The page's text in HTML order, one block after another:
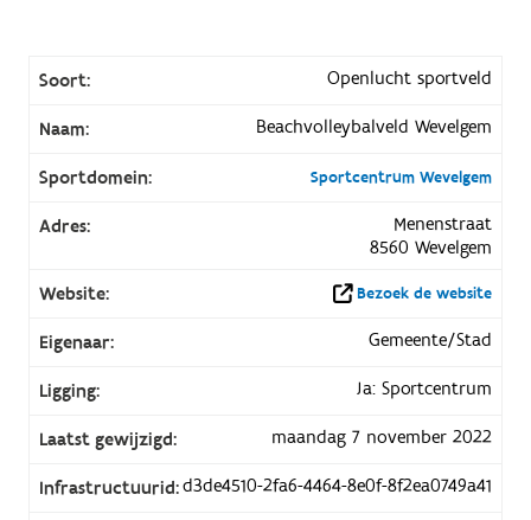
Soort: Openlucht sportveld
Naam: Beachvolleybalveld Wevelgem
Sportdomein: Sportcentrum Wevelgem
Adres:
Menenstraat
8560 Wevelgem
Website:
Bezoek de website
Eigenaar: Gemeente/Stad
Ligging: Ja: Sportcentrum
Laatst gewijzigd: maandag 7 november 2022
Infrastructuurid:d3de4510-2fa6-4464-8e0f-8f2ea0749a41